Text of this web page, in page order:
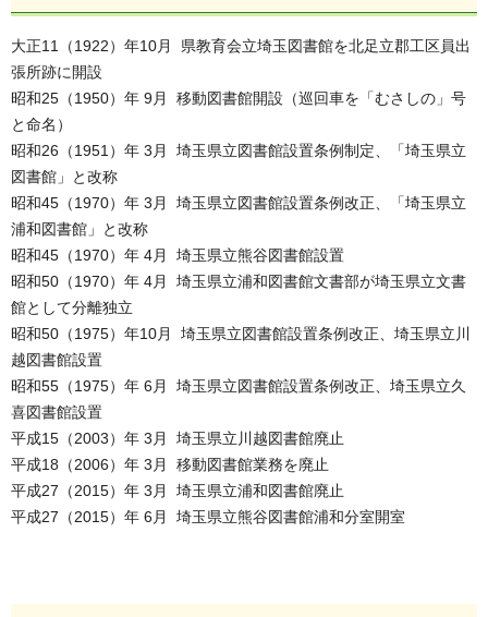
大正11（1922）年10月 県教育会立埼玉図書館を北足立郡工区員出
張所跡に開設
昭和25（1950）年 9月 移動図書館開設（巡回車を「むさしの」号
と命名）
昭和26（1951）年 3月 埼玉県立図書館設置条例制定、「埼玉県立
図書館」と改称
昭和45（1970）年 3月 埼玉県立図書館設置条例改正、「埼玉県立
浦和図書館」と改称
昭和45（1970）年 4月 埼玉県立熊谷図書館設置
昭和50（1970）年 4月 埼玉県立浦和図書館文書部が埼玉県立文書
館として分離独立
昭和50（1975）年10月 埼玉県立図書館設置条例改正、埼玉県立川
越図書館設置
昭和55（1975）年 6月 埼玉県立図書館設置条例改正、埼玉県立久
喜図書館設置
平成15（2003）年 3月 埼玉県立川越図書館廃止
平成18（2006）年 3月 移動図書館業務を廃止
平成27（2015）年 3月 埼玉県立浦和図書館廃止
平成27（2015）年 6月 埼玉県立熊谷図書館浦和分室開室